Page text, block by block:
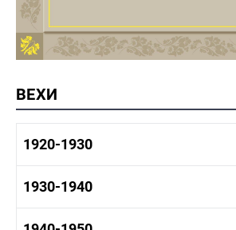
ВЕХИ
1920-1930
1920-1930 история
1920-1930 культура
1930-1940